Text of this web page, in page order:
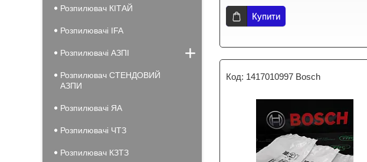
Купити
1417010997 Bosch
Розпилювач КІТАЙ
Розпилювачі IFA
Розпилювачі АЗПІ
Розпилювач СТЕНДОВИЙ
АЗПИ
Розпилювачі ЯА
Розпилювачі ЧТЗ
Розпилювач КЗТЗ